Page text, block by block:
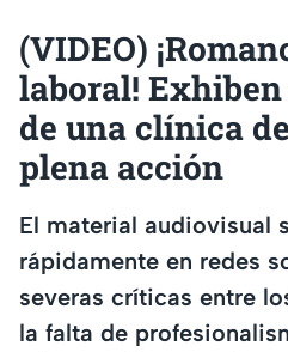
(VIDEO)
laboral!
de una clínica
plena acción
El material audiovisual
rápidamente en redes
severas críticas entre
la falta de